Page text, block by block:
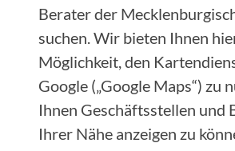
Berater der
suchen. Wir bieten Ihnen
Möglichkeit, den
Google („Google Maps“) zu
Ihnen Geschäftsstellen und
Ihrer Nähe anzeigen zu